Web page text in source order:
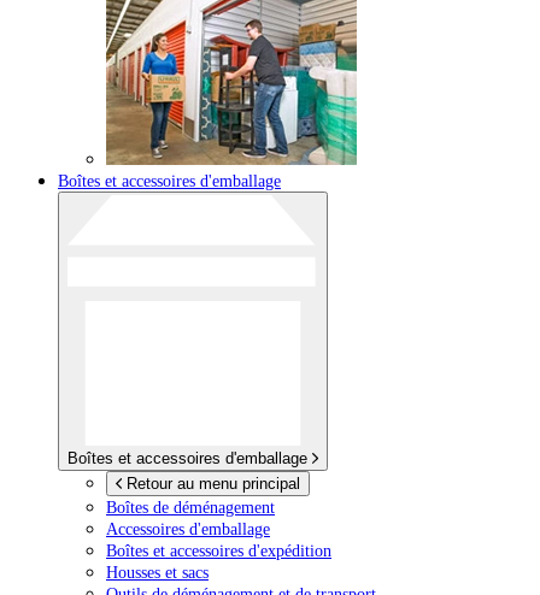
Boîtes et accessoires d'emballage
Boîtes et accessoires d'emballage
Retour au menu principal
Boîtes de déménagement
Accessoires d'emballage
Boîtes et accessoires d'expédition
Housses et sacs